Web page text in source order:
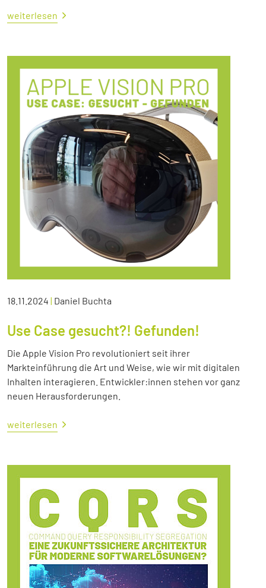
weiterlesen
18.11.2024 | Daniel Buchta
Use Case gesucht?! Gefunden!
Die Apple Vision Pro revolutioniert seit ihrer
Markteinführung die Art und Weise, wie wir mit digitalen
Inhalten interagieren. Entwickler:innen stehen vor ganz
neuen Herausforderungen.
weiterlesen